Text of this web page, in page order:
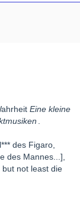
Eine kleine
des Figaro,
des Mannes...],
but not least die